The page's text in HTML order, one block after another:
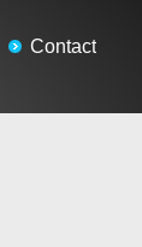
Contact